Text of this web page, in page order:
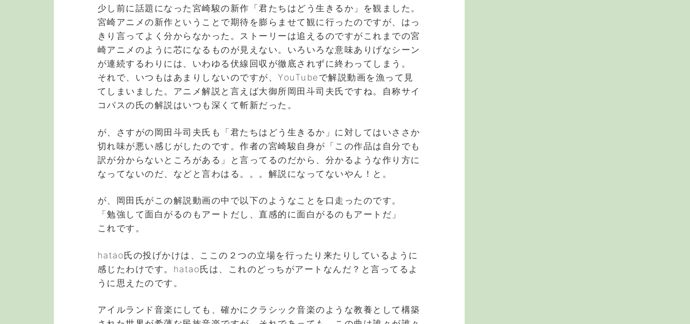
少し前に話題になった宮崎駿の新作「君たちはどう生きるか」を観ました。
宮崎アニメの新作ということで期待を膨らませて観に行ったのですが、はっ
きり言ってよく分からなかった。ストーリーは追えるのですがこれまでの宮
崎アニメのように芯になるものが見えない。いろいろな意味ありげなシーン
が連続するわりには、いわゆる伏線回収が徹底されずに終わってしまう。
それで、いつもはあまりしないのですが、YouTubeで解説動画を漁って見
てしまいました。アニメ解説と言えば大御所岡田斗司夫氏ですね。自称サイ
コパスの氏の解説はいつも深くて斬新だった。
が、さすがの岡田斗司夫氏も「君たちはどう生きるか」に対してはいささか
切れ味が悪い感じがしたのです。作者の宮崎駿自身が「この作品は自分でも
訳が分からないところがある」と言ってるのだから、分かるような作り方に
なってないのだ、などと言わはる。。。解説になってないやん！と。
が、岡田氏がこの解説動画の中で以下のようなことを口走ったのです。
「勉強して面白がるのもアートだし、直感的に面白がるのもアートだ」
これです。
hatao氏の投げかけは、ここの２つの立場を行ったり来たりしているように
感じたわけです。hatao氏は、これのどっちがアートなんだ？と言ってるよ
うに思えたのです。
アイルランド音楽にしても、確かにクラシック音楽のような教養として構築